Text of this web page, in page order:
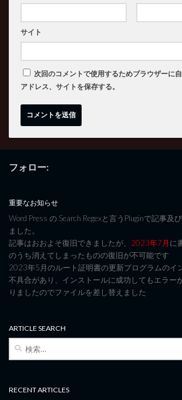
サイト
次回のコメントで使用するためブラウザーに
アドレス、サイトを保存する。
フォロー:
重要なお知らせ
Word Press の Search Regexと言うPluginで記事及
ました。
記事はおおよそ復旧できましたが、 2023年7月に
のうち消えてしまったものの復旧が不可能です
2023年5月のルート証明書の更新プログラムのイ
不具合があり、インストールに成功してもエラー
りましたのでファイルを差し替えました
ARTICLE SEARCH
RECENT ARTICLES